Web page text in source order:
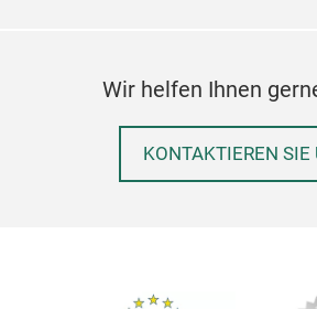
Wir helfen Ihnen
KONTAKTIEREN SIE